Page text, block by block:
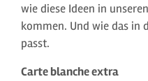
wie diese Ideen in
kommen. Und wie das in
passt.
Carte blanche extra